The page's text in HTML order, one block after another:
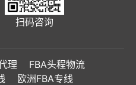
扫码咨询
理
FBA头程物流
欧洲FBA专线